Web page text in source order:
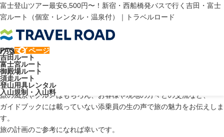
富士登山ツアー最安6,500円〜！新宿・西船橋発バスで行く吉田・富士
宮ルート（個室・レンタル・温泉付）｜トラベルロード
FAQマイページ
吉田ルート
富士宮ルート
御殿場ルート
須走ルート
登山用具レンタル
入山規制・入山料
トラベルロード
旅の風景やグルメはもちろん、お客様や現地の方々との交流など、
ガイドブックには載っていない添乗員の生の声で旅の魅力をお伝えしま
す。
旅の計画のご参考になれば幸いです。